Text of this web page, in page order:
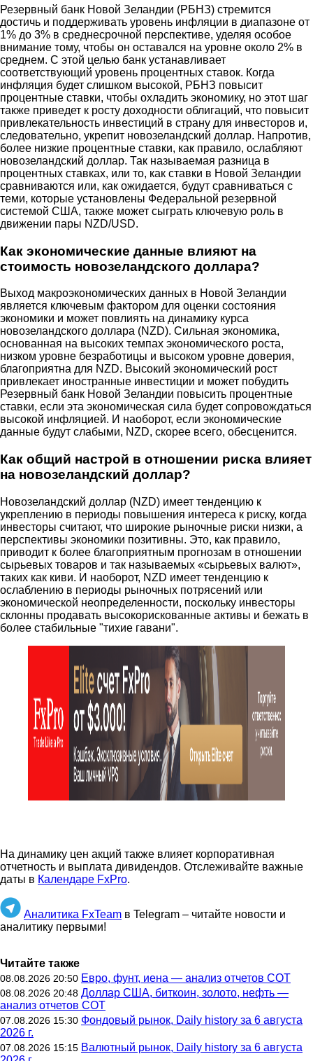
Резервный банк Новой Зеландии (РБНЗ) стремится
достичь и поддерживать уровень инфляции в диапазоне от
1% до 3% в среднесрочной перспективе, уделяя особое
внимание тому, чтобы он оставался на уровне около 2% в
среднем. С этой целью банк устанавливает
соответствующий уровень процентных ставок. Когда
инфляция будет слишком высокой, РБНЗ повысит
процентные ставки, чтобы охладить экономику, но этот шаг
также приведет к росту доходности облигаций, что повысит
привлекательность инвестиций в страну для инвесторов и,
следовательно, укрепит новозеландский доллар. Напротив,
более низкие процентные ставки, как правило, ослабляют
новозеландский доллар. Так называемая разница в
процентных ставках, или то, как ставки в Новой Зеландии
сравниваются или, как ожидается, будут сравниваться с
теми, которые установлены Федеральной резервной
системой США, также может сыграть ключевую роль в
движении пары NZD/USD.
Как экономические данные влияют на
стоимость новозеландского доллара?
Выход макроэкономических данных в Новой Зеландии
является ключевым фактором для оценки состояния
экономики и может повлиять на динамику курса
новозеландского доллара (NZD). Сильная экономика,
основанная на высоких темпах экономического роста,
низком уровне безработицы и высоком уровне доверия,
благоприятна для NZD. Высокий экономический рост
привлекает иностранные инвестиции и может побудить
Резервный банк Новой Зеландии повысить процентные
ставки, если эта экономическая сила будет сопровождаться
высокой инфляцией. И наоборот, если экономические
данные будут слабыми, NZD, скорее всего, обесценится.
Как общий настрой в отношении риска влияет
на новозеландский доллар?
Новозеландский доллар (NZD) имеет тенденцию к
укреплению в периоды повышения интереса к риску, когда
инвесторы считают, что широкие рыночные риски низки, а
перспективы экономики позитивны. Это, как правило,
приводит к более благоприятным прогнозам в отношении
сырьевых товаров и так называемых «сырьевых валют»,
таких как киви. И наоборот, NZD имеет тенденцию к
ослаблению в периоды рыночных потрясений или
экономической неопределенности, поскольку инвесторы
склонны продавать высокорискованные активы и бежать в
более стабильные "тихие гавани".
На динамику цен акций также влияет корпоративная
отчетность и выплата дивидендов. Отслеживайте важные
даты в Календаре FxPro.
Аналитика FxTeam в Telegram – читайте новости и
аналитику первыми!
Читайте также
08.08.2026 20:50 Евро, фунт, иена — анализ отчетов СОТ
08.08.2026 20:48 Доллар США, биткоин, золото, нефть —
анализ отчетов СОТ
07.08.2026 15:30 Фондовый рынок, Daily history за 6 августа
2026 г.
07.08.2026 15:15 Валютный рынок, Daily history за 6 августа